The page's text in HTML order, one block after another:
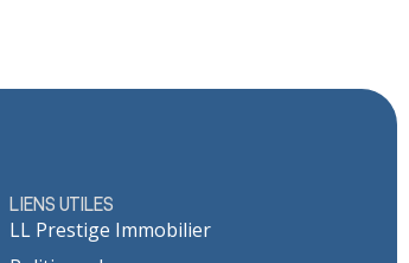
LIENS UTILES
LL Prestige Immobilier